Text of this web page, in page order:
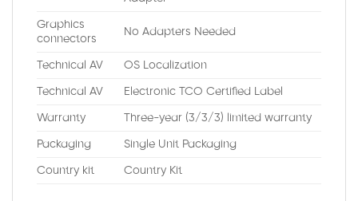
Graphics
connectors
No Adapters Needed
Technical AV OS Localization
Technical AV Electronic TCO Certified Label
Warranty Three-year (3/3/3) limited warranty
Packaging Single Unit Packaging
Country kit Country Kit